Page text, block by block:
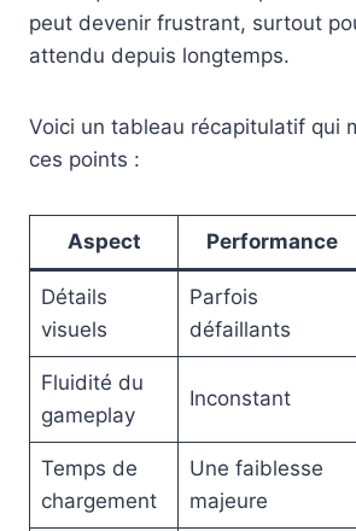
peut devenir frustrant, surtout
attendu depuis longtemps.
Voici un tableau récapitulatif qui
ces points :
Aspect Performance
Détails
visuels
Parfois
défaillants
Fluidité du
gameplay
Inconstant
Temps de
chargement
Une faiblesse
majeure